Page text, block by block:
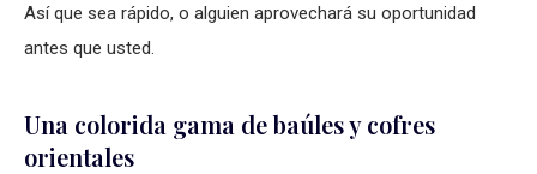
Así que sea rápido, o alguien aprovechará su oportunidad
antes que usted.
Una colorida gama de baúles y cofres
orientales